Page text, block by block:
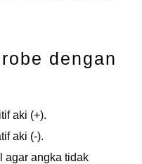
dengan
aki (+).
aki (-).
agar angka tidak